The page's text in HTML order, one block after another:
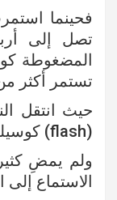
فحينما
تصل إلى
المضغوطة
تستمر أكثر
حيث انتقل
(flash) كوسيلة رخيصة وآمنة وسهلة للتخزين.
ولم يمضِ
الاستماع إلى